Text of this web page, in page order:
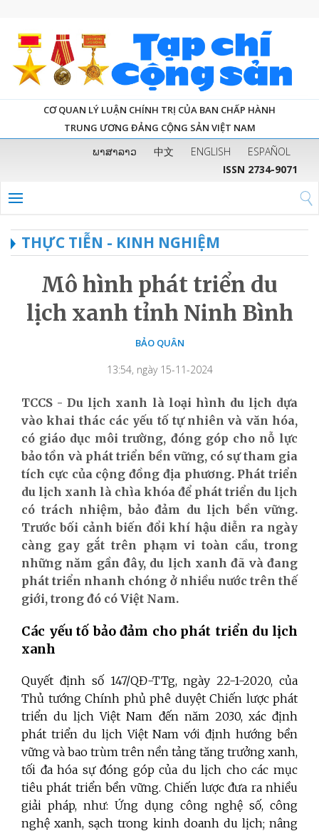
CƠ QUAN LÝ LUẬN CHÍNH TRỊ CỦA BAN CHẤP HÀNH
TRUNG ƯƠNG ĐẢNG CỘNG SẢN VIỆT NAM
ພາສາລາວ 中文 ENGLISH
ESPAÑOL
ISSN 2734-9071
THỰC TIỄN - KINH NGHIỆM
Mô hình phát triển du
lịch xanh tỉnh Ninh Bình
BẢO QUÂN
13:54, ngày 15-11-2024
TCCS - Du lịch xanh là loại hình du lịch dựa
vào khai thác các yếu tố tự nhiên và văn hóa,
có giáo dục môi trường, đóng góp cho nỗ lực
bảo tồn và phát triển bền vững, có sự tham gia
tích cực của cộng đồng địa phương. Phát triển
du lịch xanh là chìa khóa để phát triển du lịch
có trách nhiệm, bảo đảm du lịch bền vững.
Trước bối cảnh biến đổi khí hậu diễn ra ngày
càng gay gắt trên phạm vi toàn cầu, trong
những năm gần đây, du lịch xanh đã và đang
phát triển nhanh chóng ở nhiều nước trên thế
giới, trong đó có Việt Nam.
Các yếu tố bảo đảm cho phát triển du lịch
xanh
Quyết định số 147/QĐ-TTg, ngày 22-1-2020, của
Thủ tướng Chính phủ phê duyệt Chiến lược phát
triển du lịch Việt Nam đến năm 2030, xác định
phát triển du lịch Việt Nam với định hướng bền
vững và bao trùm trên nền tảng tăng trưởng xanh,
tối đa hóa sự đóng góp của du lịch cho các mục
tiêu phát triển bền vững. Chiến lược đưa ra nhiều
giải pháp, như: Ứng dụng công nghệ số, công
nghệ xanh, sạch trong kinh doanh du lịch; nâng